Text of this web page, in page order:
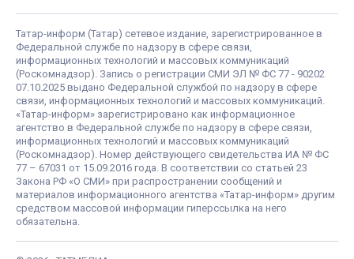
Татар-информ (Татар) сетевое издание, зарегистрированное в
Федеральной службе по надзору в сфере связи,
информационных технологий и массовых коммуникаций
(Роскомнадзор). Запись о регистрации СМИ ЭЛ № ФС 77 - 90202
07.10.2025 выдано Федеральной службой по надзору в сфере
связи, информационных технологий и массовых коммуникаций.
«Татар-информ» зарегистрировано как информационное
агентство в Федеральной службе по надзору в сфере связи,
информационных технологий и массовых коммуникаций
(Роскомнадзор). Номер действующего свидетельства ИА № ФС
77 – 67031 от 15.09.2016 года. В соответствии со статьей 23
Закона РФ «О СМИ» при распространении сообщений и
материалов информационного агентства «Татар-информ» другим
средством массовой информации гиперссылка на него
обязательна.